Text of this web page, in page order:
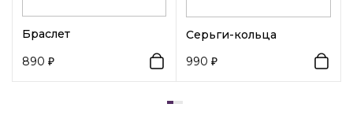
Браслет
890
Серьги-кольца
990